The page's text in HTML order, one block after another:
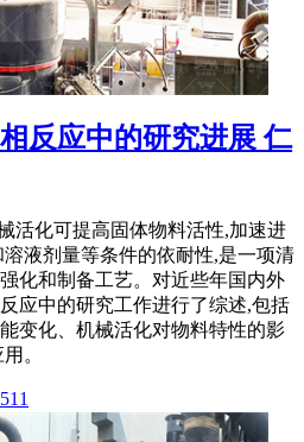
反应中的研究进展 仁
活化可提高固体物料活性,加速进
液剂量等条件的依耐性,是一项清
化和制备工艺。对近些年国内外
应中的研究工作进行了综述,包括
变化、机械活化对物料特性的影
。